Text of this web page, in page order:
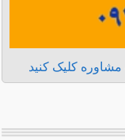
کلیک کنید